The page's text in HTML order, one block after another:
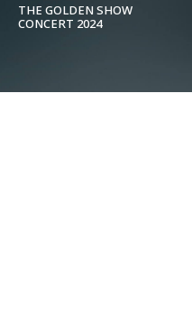
THE GOLDEN SHOW
CONCERT 2024